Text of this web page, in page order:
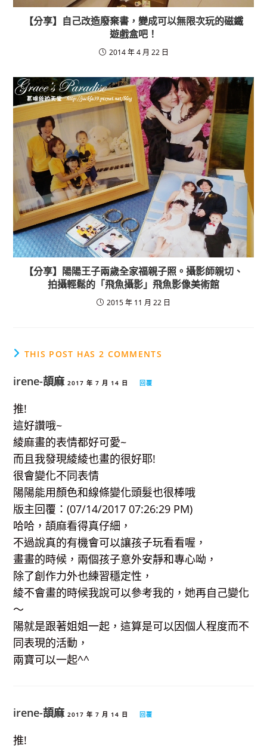
【分享】自己改造廢棄書，變成可以無限次玩的磁鐵
遊戲盒吧！
2014 年 4 月 22 日
【分享】陽陽王子兩歲全家福親子照。攝影師親切、
拍攝輕鬆的「飛魚攝影」飛魚影像美術館
2015 年 11 月 22 日
THIS POST HAS 2 COMMENTS
irene-頡麻 2017 年 7 月 14 日 回覆
推!
這好讚哦~
綾麻畫的表情都好可愛~
而且我發現綾綾也畫的很好耶!
很會變化不同表情
陽陽能用顏色和線條變化頭髮也很棒哦
版主回覆：(07/14/2017 07:26:29 PM)
哈哈，頡麻看得真仔細，
不過說真的有機會可以讓孩子玩看看喔，
畫畫的時候，兩個孩子意外安靜和專心呦，
除了創作力外也練習穩定性，
綾不會畫的時候我說可以參考我的，她再自己變化
～
陽就是跟著姐姐一起，這算是可以因個人程度而不
同表現的活動，
兩寶可以一起^^
irene-頡麻 2017 年 7 月 14 日 回覆
推!